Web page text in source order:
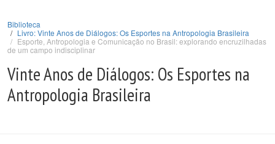
Biblioteca
Livro: Vinte Anos de Diálogos: Os Esportes na Antropologia Brasileira
Esporte, Antropologia e Comunicação no Brasil: explorando encruzilhadas
de um campo indisciplinar
Vinte Anos de Diálogos: Os Esportes na
Antropologia Brasileira